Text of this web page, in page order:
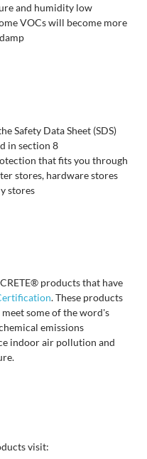
and humidity low
VOCs will become more
Safety Data Sheet (SDS)
in section 8
that fits you through
stores, hardware stores
stores
products that have
. These products
some of the word's
emissions
indoor air pollution and
visit: